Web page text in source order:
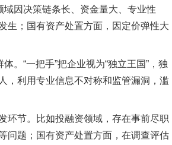
因决策链条长、资金量大、专业性
生；国有资产处置方面，因定价弹性大
“一把手”把企业视为“独立王国”，独
，利用专业信息不对称和监管漏洞，滥
节。比如投融资领域，存在事前尽职
问题；国有资产处置方面，在调查评估